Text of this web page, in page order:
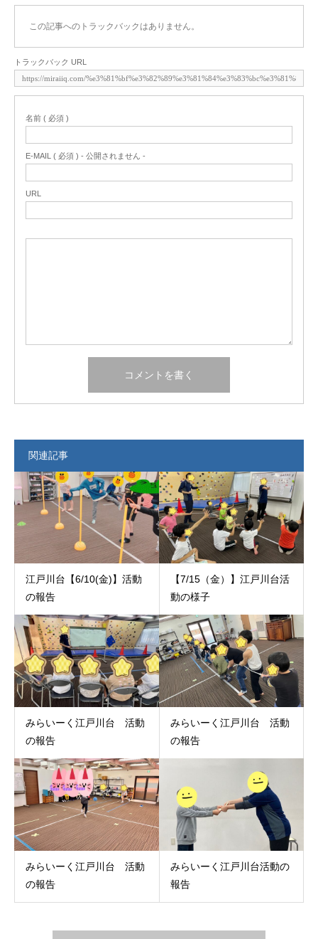
この記事へのトラックバックはありません。
トラックバック URL
名前 ( 必須 )
E-MAIL ( 必須 ) - 公開されません -
URL
関連記事
江戸川台【6/10(金)】活動
の報告
【7/15（金）】江戸川台活
動の様子
みらいーく江戸川台 活動
の報告
みらいーく江戸川台 活動
の報告
みらいーく江戸川台 活動
の報告
みらいーく江戸川台活動の
報告